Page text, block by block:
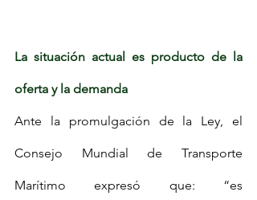
La situación actual es producto de la
oferta y la demanda
Ante la promulgación de la Ley, el
Consejo Mundial de Transporte
Marítimo expresó que: “es